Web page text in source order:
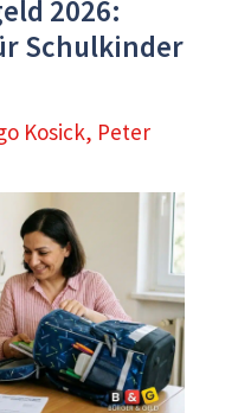
2026:
Schulkinder
Kosick, Peter